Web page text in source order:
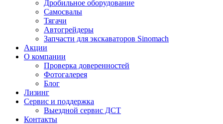
Дробильное оборудование
Самосвалы
Тягачи
Автогрейдеры
Запчасти для экскаваторов Sinomach
Акции
О компании
Проверка доверенностей
Фотогалерея
Блог
Лизинг
Сервис и поддержка
Выездной сервис ДСТ
Контакты